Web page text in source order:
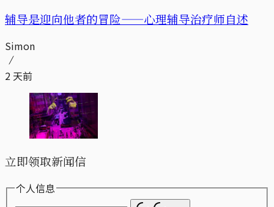
辅导是迎向他者的冒险——心理辅导治疗师自述
Simon
2 天前
立即领取新闻信
个人信息